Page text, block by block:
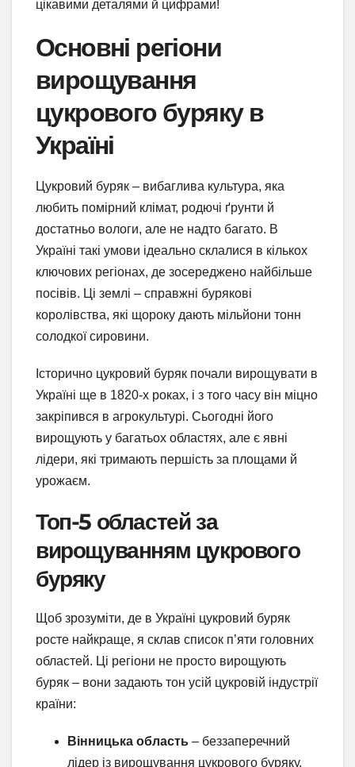
цікавими деталями й цифрами!
Основні регіони
вирощування
цукрового буряку в
Україні
Цукровий буряк – вибаглива культура, яка
любить помірний клімат, родючі ґрунти й
достатньо вологи, але не надто багато. В
Україні такі умови ідеально склалися в кількох
ключових регіонах, де зосереджено найбільше
посівів. Ці землі – справжні бурякові
королівства, які щороку дають мільйони тонн
солодкої сировини.
Історично цукровий буряк почали вирощувати в
Україні ще в 1820-х роках, і з того часу він міцно
закріпився в агрокультурі. Сьогодні його
вирощують у багатьох областях, але є явні
лідери, які тримають першість за площами й
урожаєм.
Топ-5 областей за
вирощуванням цукрового
буряку
Щоб зрозуміти, де в Україні цукровий буряк
росте найкраще, я склав список п’яти головних
областей. Ці регіони не просто вирощують
буряк – вони задають тон усій цукровій індустрії
країни:
Вінницька область – беззаперечний
лідер із вирощування цукрового буряку.